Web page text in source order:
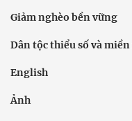
Giảm nghèo bền vững
Dân tộc thiểu số và
English
Ảnh